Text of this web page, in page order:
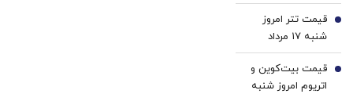
ترامپ در کدام
سیاره زندگی
می‌کند؟/ آیا او اصلا
می‌دهد؟
۱۴۰۵/ افزایش
قیمت طلا
قیمت تتر امروز
شنبه ۱۷ مرداد
1405 / کاهش
قیمت تتر
3
قیمت بیت‌کوین و
اتریوم امروز شنبه
4